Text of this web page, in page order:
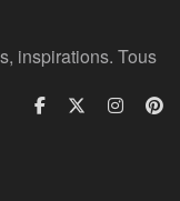
inspirations. Tous